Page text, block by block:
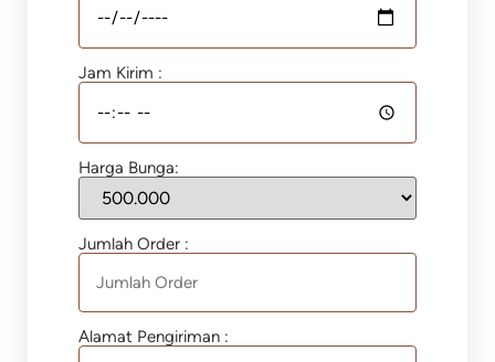
Jam Kirim :
Harga Bunga:
Jumlah Order :
Alamat Pengiriman :